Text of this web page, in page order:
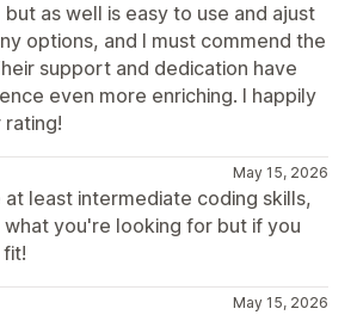
as well is easy to use and ajust
options, and I must commend the
support and dedication have
even more enriching. I happily
May 15, 2026
least intermediate coding skills,
you're looking for but if you
May 15, 2026